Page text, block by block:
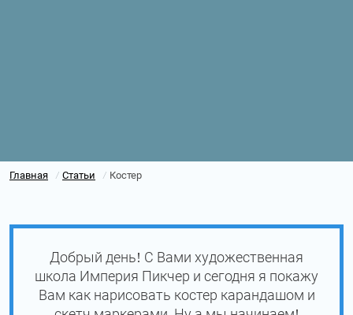
Главная / Статьи / Костер
Добрый день! С Вами художественная
школа Империя Пикчер и сегодня я покажу
Вам как нарисовать костер карандашом и